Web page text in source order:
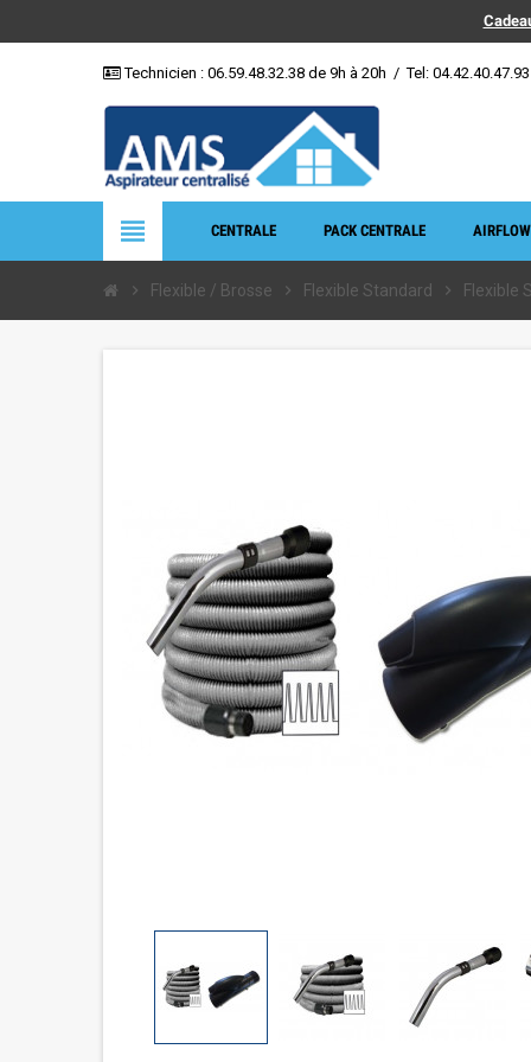
Technicien : 06.59.48.32.38 de 9h à 20h / Tel: 04.42.40.47.93
view_headline CENTRALE PACK CENTRALE AIRFLOW
chevron_right Flexible / Brosse chevron_right Flexible Standard chevron_right Flexible